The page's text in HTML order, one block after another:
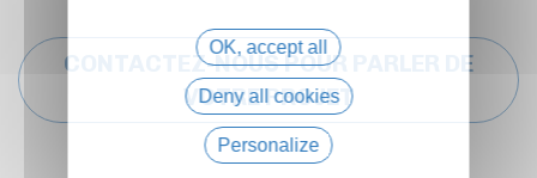
CONTACTEZ-NOUS POUR PARLER DE
VOTRE PROJET
OK, accept all
Deny all cookies
Personalize